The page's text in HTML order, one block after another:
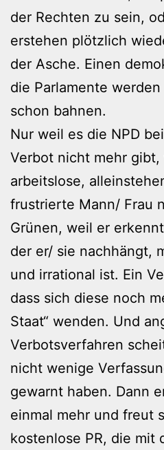
der Rechten zu sein,
erstehen plötzlich
der Asche. Einen
die Parlamente
schon bahnen.
Nur weil es die NPD
Verbot nicht mehr
arbeitslose,
frustrierte Mann/ Frau
Grünen, weil er
der er/ sie nachhängt,
und irrational ist. Ein
dass sich diese noch
Staat“ wenden. Und
Verbotsverfahren
nicht wenige
gewarnt haben. Dann
einmal mehr und freut
kostenlose PR, die mit